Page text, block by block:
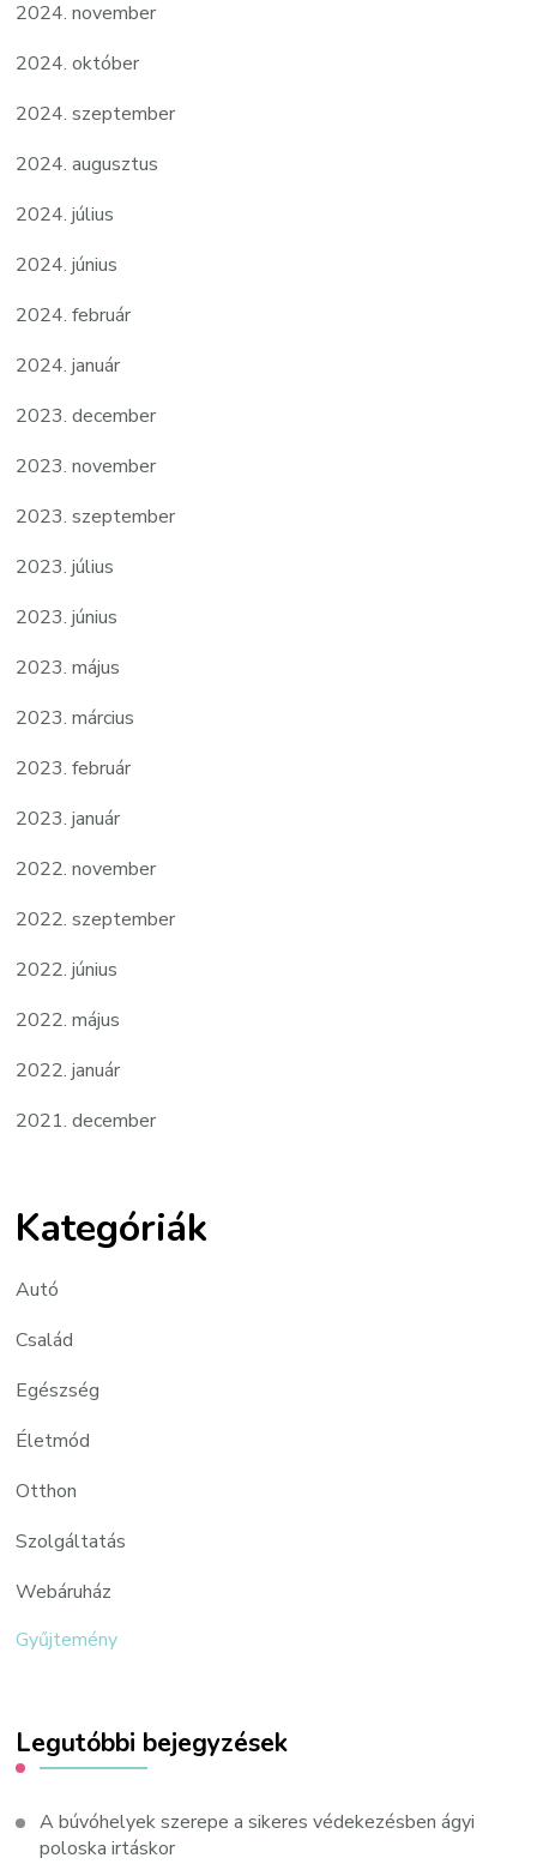
2024. november
2024. október
2024. szeptember
2024. augusztus
2024. július
2024. június
2024. február
2024. január
2023. december
2023. november
2023. szeptember
2023. július
2023. június
2023. május
2023. március
2023. február
2023. január
2022. november
2022. szeptember
2022. június
2022. május
2022. január
2021. december
Kategóriák
Autó
Család
Egészség
Életmód
Otthon
Szolgáltatás
Webáruház
Gyűjtemény
Legutóbbi bejegyzések
A búvóhelyek szerepe a sikeres védekezésben ágyi
poloska irtáskor